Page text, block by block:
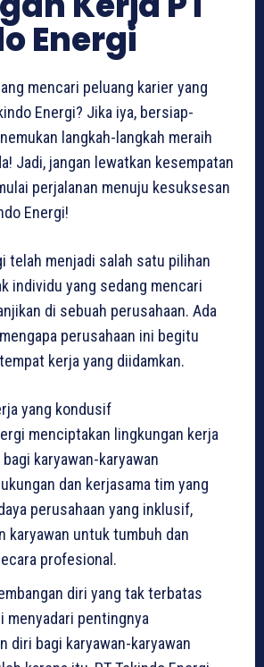
Energi
mencari peluang karier yang
Energi? Jika iya, bersiap-
langkah-langkah meraih
Jadi, jangan lewatkan kesempatan
perjalanan menuju kesuksesan
Energi!
telah menjadi salah satu pilihan
individu yang sedang mencari
di sebuah perusahaan. Ada
perusahaan ini begitu
kerja yang diidamkan.
yang kondusif
menciptakan lingkungan kerja
karyawan-karyawan
dan kerjasama tim yang
perusahaan yang inklusif,
karyawan untuk tumbuh dan
profesional.
diri yang tak terbatas
menyadari pentingnya
diri bagi karyawan-karyawan